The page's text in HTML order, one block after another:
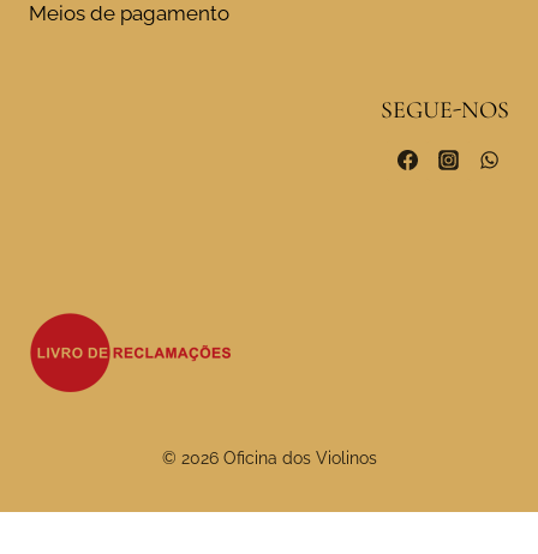
Meios de pagamento
SEGUE-NOS
© 2026 Oficina dos Violinos